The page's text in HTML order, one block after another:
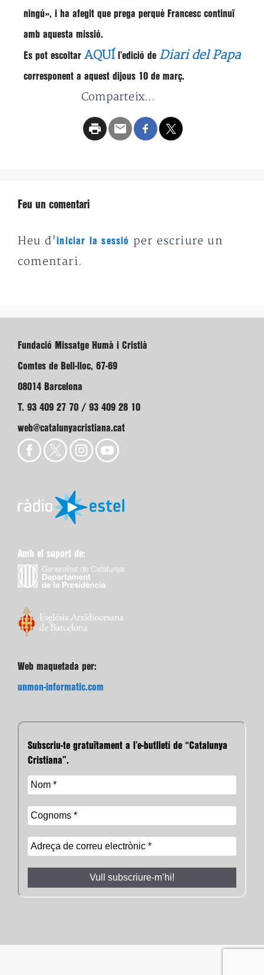
ningú», i ha afegit que prega perquè Francesc continuï
amb aquesta missió.
Es pot escoltar AQUÍ l’edició de Diari del Papa
corresponent a aquest dijous 10 de març.
Comparteix...
Feu un comentari
Heu d'iniciar la sessió
per escriure un
comentari.
Fundació Missatge Humà i Cristià
Comtes de Bell-lloc, 67-69
08014 Barcelona
T. 93 409 27 70 / 93 409 28 10
web@catalunyacristiana.cat
Amb el suport de:
Web maquetada per:
unmon-informatic.com
Subscriu-te gratuïtament a l’e-butlletí de “Catalunya
Cristiana”.